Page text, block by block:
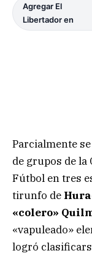
Agregar El
Libertador en
Parcialmente
de grupos de la
Fútbol en tres
tirunfo de
«colero»
«vapuleado»
logró